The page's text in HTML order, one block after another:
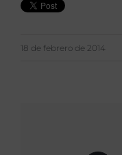
18 de febrero de 2014